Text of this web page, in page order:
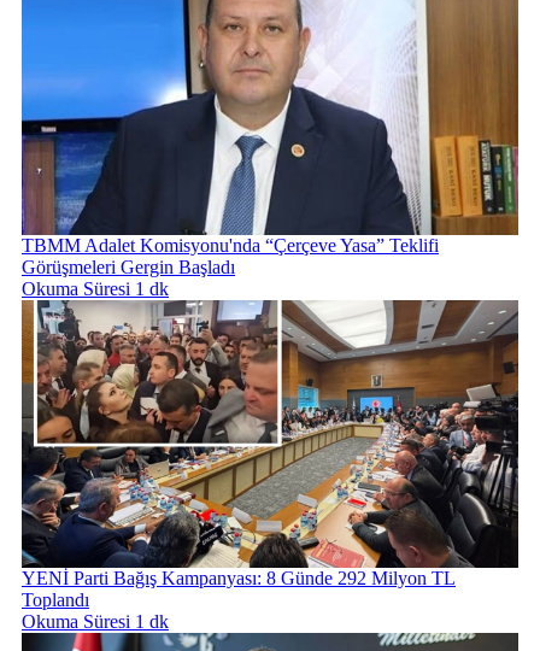
TBMM Adalet Komisyonu'nda “Çerçeve Yasa” Teklifi
Görüşmeleri Gergin Başladı
Okuma Süresi 1 dk
YENİ Parti Bağış Kampanyası: 8 Günde 292 Milyon TL
Toplandı
Okuma Süresi 1 dk